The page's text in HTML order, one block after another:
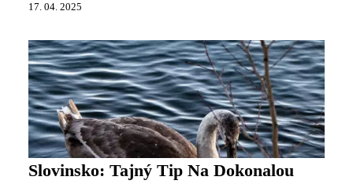
17. 04. 2025
Slovinsko: Tajný Tip Na Dokonalou